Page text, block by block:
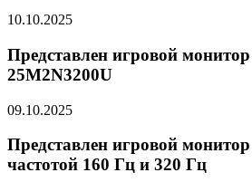
10.10.2025
Представлен игровой
25M2N3200U
09.10.2025
Представлен игровой
частотой 160 Гц и 320 Гц